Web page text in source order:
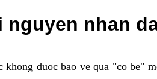
nguyen nhan
duoc bao ve qua "co be"